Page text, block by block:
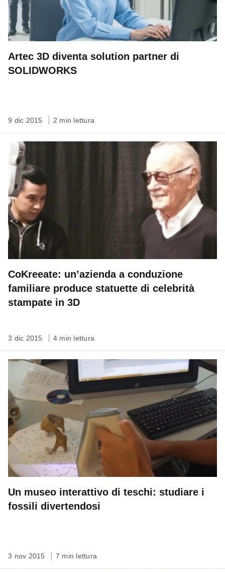
Artec 3D diventa solution partner di
SOLIDWORKS
9 dic 2015 2 min lettura
CoKreeate: un’azienda a conduzione
familiare produce statuette di celebrità
stampate in 3D
3 dic 2015 4 min lettura
Un museo interattivo di teschi: studiare i
fossili divertendosi
3 nov 2015 7 min lettura